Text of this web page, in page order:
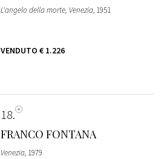
L'angelo della morte, Venezia, 1951
VENDUTO € 1.226
18
FRANCO FONTANA
Venezia, 1979